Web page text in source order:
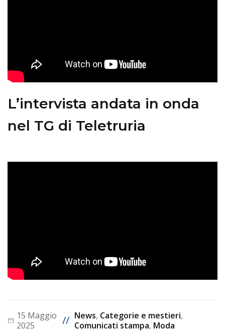
L’intervista andata in onda
nel TG di Teletruria
15 Maggio
2025
// News, Categorie e mestieri,
Comunicati stampa, Moda